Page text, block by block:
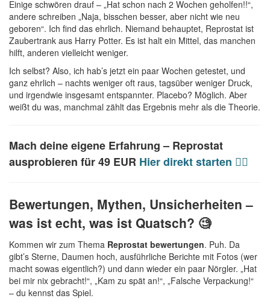
Einige schwören drauf – „Hat schon nach 2 Wochen geholfen!!“,
andere schreiben „Naja, bisschen besser, aber nicht wie neu
geboren“. Ich find das ehrlich. Niemand behauptet, Reprostat ist
Zaubertrank aus Harry Potter. Es ist halt ein Mittel, das manchen
hilft, anderen vielleicht weniger.
Ich selbst? Also, ich hab’s jetzt ein paar Wochen getestet, und
ganz ehrlich – nachts weniger oft raus, tagsüber weniger Druck,
und irgendwie insgesamt entspannter. Placebo? Möglich. Aber
weißt du was, manchmal zählt das Ergebnis mehr als die Theorie.
Mach deine eigene Erfahrung – Reprostat
ausprobieren für 49 EUR Hier direkt starten 🤷‍♂️
Bewertungen, Mythen, Unsicherheiten –
was ist echt, was ist Quatsch? 🧐
Kommen wir zum Thema Reprostat bewertungen. Puh. Da
gibt’s Sterne, Daumen hoch, ausführliche Berichte mit Fotos (wer
macht sowas eigentlich?) und dann wieder ein paar Nörgler. „Hat
bei mir nix gebracht!“, „Kam zu spät an!“, „Falsche Verpackung!“
– du kennst das Spiel.